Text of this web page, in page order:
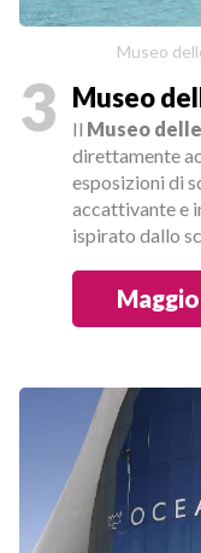
Museo
3 Museo
Il Museo
direttamente
esposizioni di
accattivante e
ispirato dallo